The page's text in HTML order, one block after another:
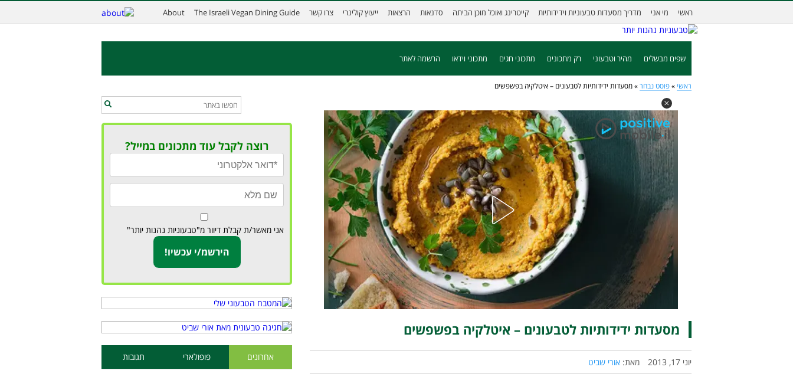
ראשי מי אני מדריך מסעדות טבעוניות וידידותיות קייטרינג ואוכל מוכן הביתה סדנאות הרצאות ייעוץ קולינרי צרו קשר The Israeli Vegan Dining Guide
About
שפים מבשלים מהיר וטבעוני רק מתכונים מתכוני חגים מתכוני וידאו הרשמה לאתר
ראשי » פוסט נבחר » מסעדות ידידותיות לטבעונים – איטלקיה בפשפשים
מסעדות ידידותיות לטבעונים – איטלקיה בפשפשים
יוני 17, 2013 מאת: אורי שביט
רוצה לקבל עוד מתכונים במייל?
אני מאשר/ת קבלת דיוור מ"טבעוניות נהנות יותר"
אחרונים פופולארי תגובות